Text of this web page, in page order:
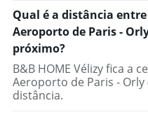
Qual é a distância entre
Aeroporto de Paris -
próximo?
B&B HOME Vélizy fica a
Aeroporto de Paris - Orly
distância.